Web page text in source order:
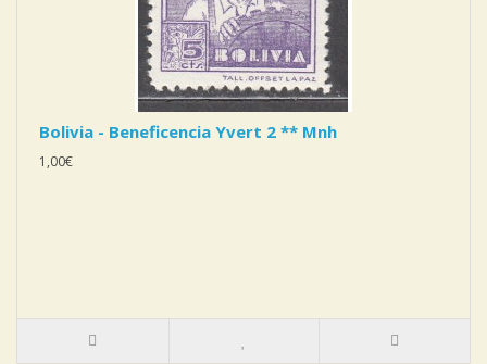
Bolivia - Beneficencia Yvert 2 ** Mnh
1,00€